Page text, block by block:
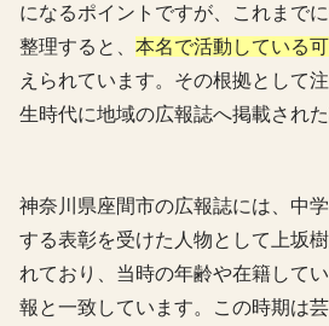
になるポイントですが、これまで
整理すると、 本名で活動している
えられています。その根拠として
生時代に地域の広報誌へ掲載された
神奈川県座間市の広報誌には、中
する表彰を受けた人物として上坂
れており、当時の年齢や在籍して
報と一致しています。この時期は